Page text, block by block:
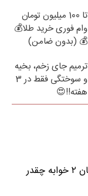
تا 100 میلیون تومان
وام فوری خرید طلا💰
💰 (بدون ضامن)
ترمیم جای زخم، بخیه
و سوختگی فقط در 3
هفته!!😍
قیمت خرید مسکن در شهرک غرب/ آپارتمان ۲ خوابه چقدر